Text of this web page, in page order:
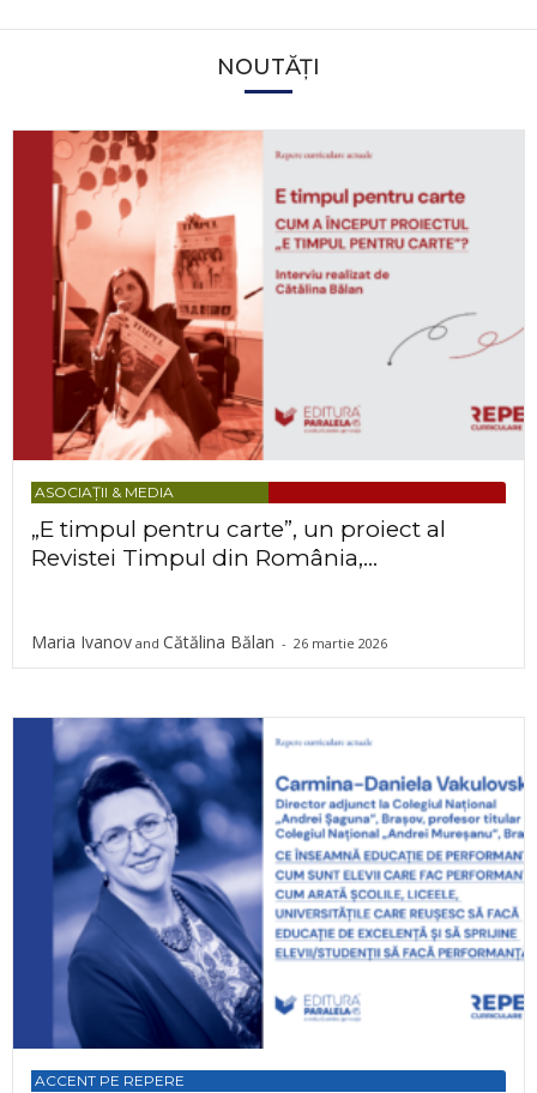
NOUTĂȚI
ASOCIAȚII & MEDIA
„E timpul pentru carte”, un proiect al
Revistei Timpul din România,...
Maria Ivanov and Cătălina Bălan - 26 martie 2026
ACCENT PE REPERE